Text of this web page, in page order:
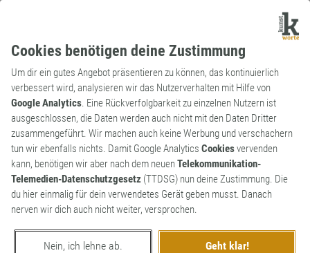
Cookies benötigen deine Zustimmung
Um dir ein gutes Angebot präsentieren zu können, das kontinuierlich
verbessert wird, analysieren wir das Nutzerverhalten mit Hilfe von
Google Analytics. Eine Rückverfolgbarkeit zu einzelnen Nutzern ist
ausgeschlossen, die Daten werden auch nicht mit den Daten Dritter
zusammengeführt. Wir machen auch keine Werbung und verschachern
tun wir ebenfalls nichts. Damit Google Analytics Cookiesvervenden
kann, benötigen wir aber nach dem neuenTelekommunikation-
Telemedien-Datenschutzgesetz (TTDSG) nun deine Zustimmung. Die
du hier einmalig für dein verwendetes Gerät geben musst. Danach
nerven wir dich auch nicht weiter, versprochen.
Nein, ich lehne ab. Geht klar!
Kunstwort
Substantiv
Coffeinzient
Der Kaffee, der Macher zum Machen
macht.
0
erschaffen von Martin Söchting
am 26. März 2014